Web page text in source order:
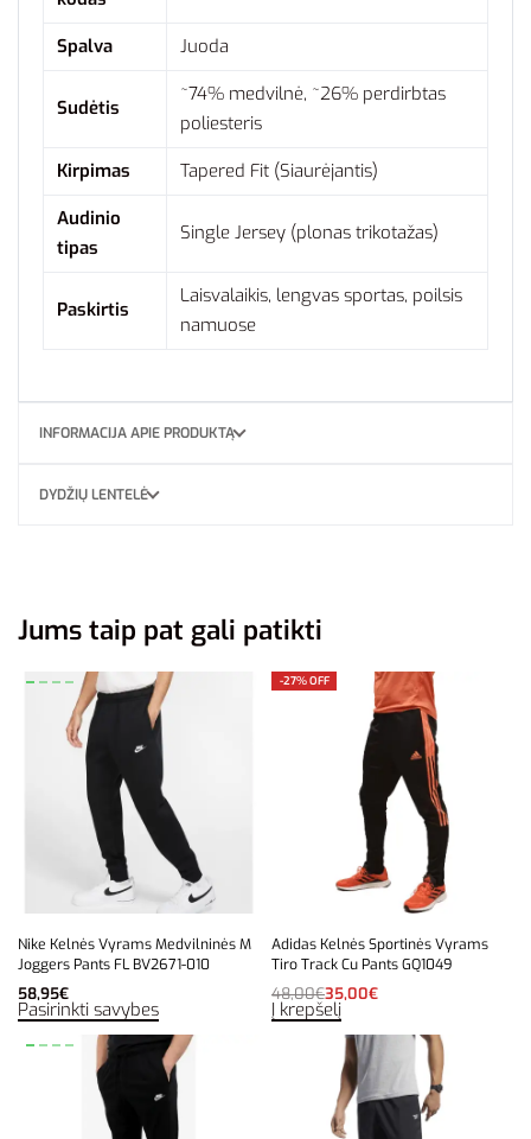
Spalva
Juoda
Sudėtis
~74% medvilnė, ~26% perdirbtas
poliesteris
Kirpimas
Tapered Fit (Siaurėjantis)
Audinio
tipas
Single Jersey (plonas trikotažas)
Paskirtis
Laisvalaikis, lengvas sportas, poilsis
namuose
INFORMACIJA APIE PRODUKTĄ
DYDŽIŲ LENTELĖ
Jums taip pat gali patikti
Nike Kelnės Vyrams Medvilninės M
Joggers Pants FL BV2671-010
58,95€
Pasirinkti savybes
-27% OFF
Adidas Kelnės Sportinės Vyrams
Tiro Track Cu Pants GQ1049
48,00€35,00€
Į krepšelį